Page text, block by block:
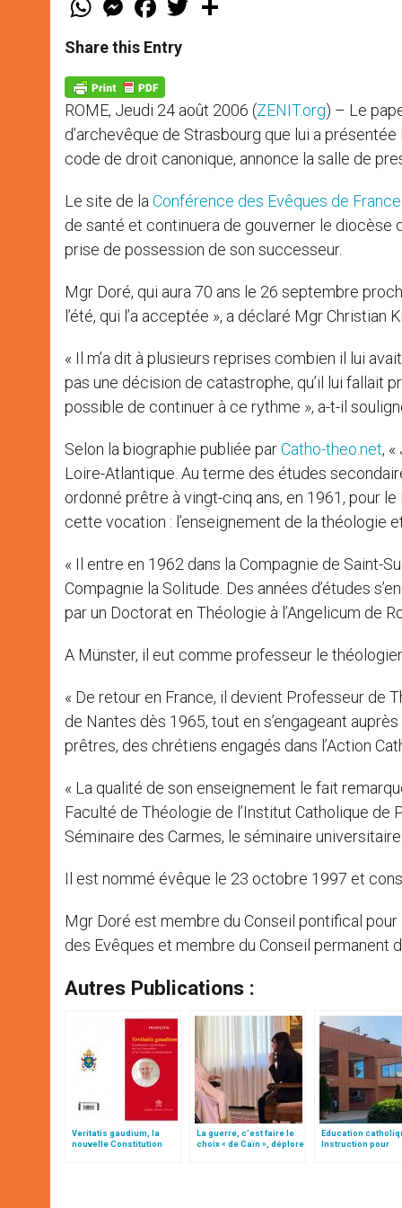
t
s
p
p
e
s
e
g
e
r
a
e
b
k
w
Share this Entry
ROME, Jeudi 24 août 2006 (ZENIT.org) – Le
d’archevêque de Strasbourg que lui a
code de droit canonique, annonce la salle de
Le site de la Conférence des Evêques de France
de santé et continuera de gouverner le diocèse
prise de possession de son successeur.
Mgr Doré, qui aura 70 ans le 26 septembre
l’été, qui l’a acceptée », a déclaré Mgr Christian
« Il m’a dit à plusieurs reprises combien il lui
pas une décision de catastrophe, qu’il lui fallait
possible de continuer à ce rythme », a-t-il
Selon la biographie publiée parCatho-theo.net,
Loire-Atlantique. Au terme des études
ordonné prêtre à vingt-cinq ans, en 1961, pour
cette vocation : l’enseignement de la théologie
« Il entre en 1962 dans la Compagnie de Saint-
Compagnie la Solitude. Des années d’études
par un Doctorat en Théologie à l’Angelicum de
A Münster, il eut comme professeur le
« De retour en France, il devient Professeur de
de Nantes dès 1965, tout en s’engageant
prêtres, des chrétiens engagés dans l’Action
« La qualité de son enseignement le fait
Faculté de Théologie de l’Institut Catholique de
Séminaire des Carmes, le séminaire universitaire
Il est nommé évêque le 23 octobre 1997 et
Mgr Doré est membre du Conseil pontifical
des Evêques et membre du Conseil permanent
Autres Publications :
Veritatis gaudium, la
nouvelle Constitution
La guerre, c’est faire le
choix « de Caïn », déplore
Education
Instruction pour